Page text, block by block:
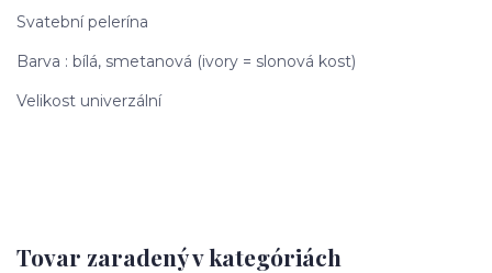
Svatební pelerína
Barva : bílá, smetanová (ivory = slonová kost)
Velikost univerzální
Tovar zaradený v kategóriách